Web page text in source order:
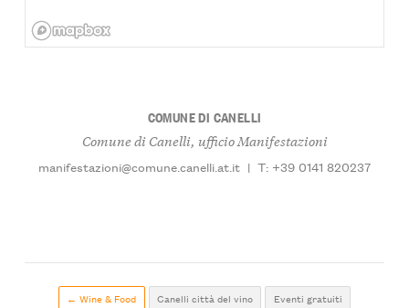
COMUNE DI CANELLI
Comune di Canelli, ufficio Manifestazioni
manifestazioni@comune.canelli.at.it | T: +39 0141 820237
← Wine & Food Canelli città del vino Eventi gratuiti